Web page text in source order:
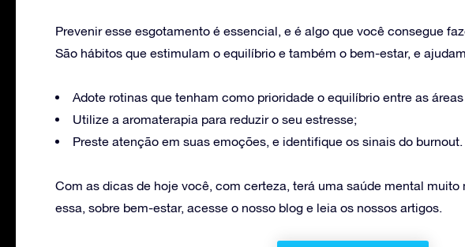
Prevenir esse esgotamento é essencial, e é algo que você consegue
São hábitos que estimulam o equilíbrio e também o bem-estar, e
Adote rotinas que tenham como prioridade o equilíbrio entre as
Utilize a aromaterapia para reduzir o seu estresse;
Preste atenção em suas emoções, e identifique os sinais do burnout.
Com as dicas de hoje você, com certeza, terá uma saúde mental muito
essa, sobre bem-estar, acesse o nosso blog e leia os nossos artigos.